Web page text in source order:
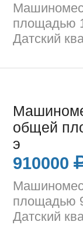
площадью
Датский
общей
э
910000
площадью
Датский